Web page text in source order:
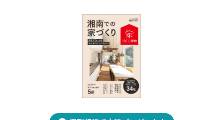
家づくり学校とは
お悩み・相談事例
よくある質問